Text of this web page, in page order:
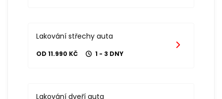
Lakování střechy auta
OD 11.990 KČ 1 - 3 DNY
Lakování dveří auta